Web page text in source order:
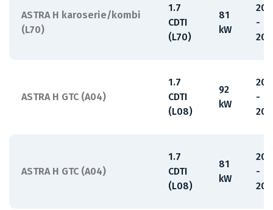
ASTRA H karoserie/kombi
(L70)
1.7
CDTI
(L70)
81
kW
-
ASTRA H GTC (A04)
1.7
CDTI
(L08)
92
kW
-
ASTRA H GTC (A04)
1.7
CDTI
(L08)
81
kW
-